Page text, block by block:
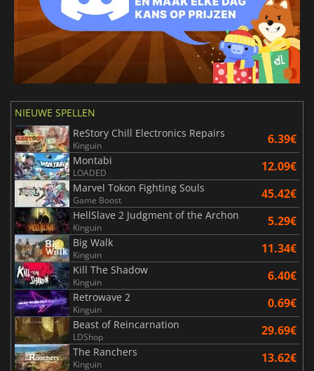
NIEUWE SPELLEN
ReStory Chill Electronics Repairs
Kinguin 6.39€
Montabi
LOADED 12.09€
Marvel Tokon Fighting Souls
Game Boost 45.42€
HellSlave 2 Judgment of the Archon
Kinguin 5.29€
Big Walk
Kinguin 11.34€
Kill The Shadow
Kinguin 6.40€
Retrowave 2
Kinguin 0.69€
Beast of Reincarnation
LDShop 29.69€
The Ranchers
Kinguin 13.62€